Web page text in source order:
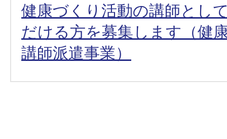
健康づくり活動の講師とし
だける方を募集します（健
講師派遣事業）